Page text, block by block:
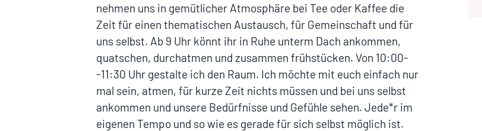
nehmen uns in gemütlicher Atmosphäre bei Tee oder Kaffee die
Zeit für einen thematischen Austausch, für Gemeinschaft und für
uns selbst. Ab 9 Uhr könnt ihr in Ruhe unterm Dach ankommen,
quatschen, durchatmen und zusammen frühstücken. Von 10:00-
-11:30 Uhr gestalte ich den Raum. Ich möchte mit euch einfach nur
mal sein, atmen, für kurze Zeit nichts müssen und bei uns selbst
ankommen und unsere Bedürfnisse und Gefühle sehen. Jede*r im
eigenen Tempo und so wie es gerade für sich selbst möglich ist.